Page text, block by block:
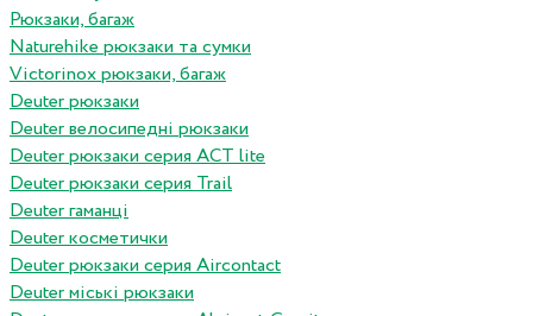
Рюкзаки, багаж
Naturehike рюкзаки та сумки
Victorinox рюкзаки, багаж
Deuter рюкзаки
Deuter велосипедні рюкзаки
Deuter рюкзаки серия ACT lite
Deuter рюкзаки серия Trail
Deuter гаманці
Deuter косметички
Deuter рюкзаки серия Aircontact
Deuter міські рюкзаки